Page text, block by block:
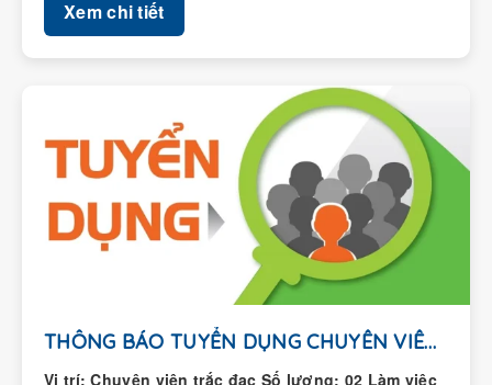
THÔNG BÁO TUYỂN DỤNG CHUYÊN VIÊN TRẮC ĐẠC
Vị trí: Chuyên viên trắc đạc Số lượng: 02 Làm việc
tại các công trường ở Hà nội, Hải phòng,...